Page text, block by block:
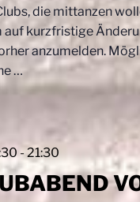
die mittanzen
kurzfristige
anzumelden.
…
- 21:30